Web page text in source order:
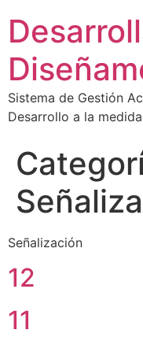
Sistema de Gestión
Desarrollo a la
Señalización
12
11